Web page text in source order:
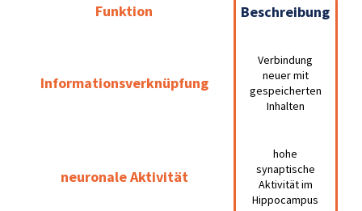
Funktion Beschreibung
Informationsverknüpfung
Verbindung
neuer mit
gespeicherten
Inhalten
neuronale Aktivität
hohe
synaptische
Aktivität im
Hippocampus
Beschreibung
Verbindung
neuer mit
gespeicherten
Inhalten
hohe
synaptische
Aktivität im
Hippocampus
Funktion
Informationsverknüpfung
neuronale Aktivität